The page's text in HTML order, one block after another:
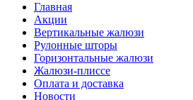
Главная
Акции
Вертикальные жалюзи
Рулонные шторы
Горизонтальные жалюзи
Жалюзи-плиссе
Оплата и доставка
Новости